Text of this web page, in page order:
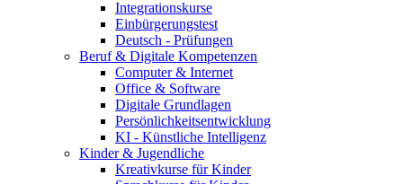
Integrationskurse
Einbürgerungstest
Deutsch - Prüfungen
Beruf & Digitale Kompetenzen
Computer & Internet
Office & Software
Digitale Grundlagen
Persönlichkeitsentwicklung
KI - Künstliche Intelligenz
Kinder & Jugendliche
Kreativkurse für Kinder